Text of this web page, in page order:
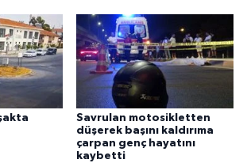
Savrulan motosikletten
düşerek başını kaldırıma
çarpan genç hayatını
kaybetti